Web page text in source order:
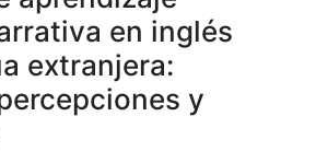
en inglés
extranjera:
y